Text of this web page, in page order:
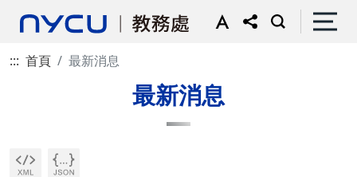
::: 首頁 最新消息
最新消息